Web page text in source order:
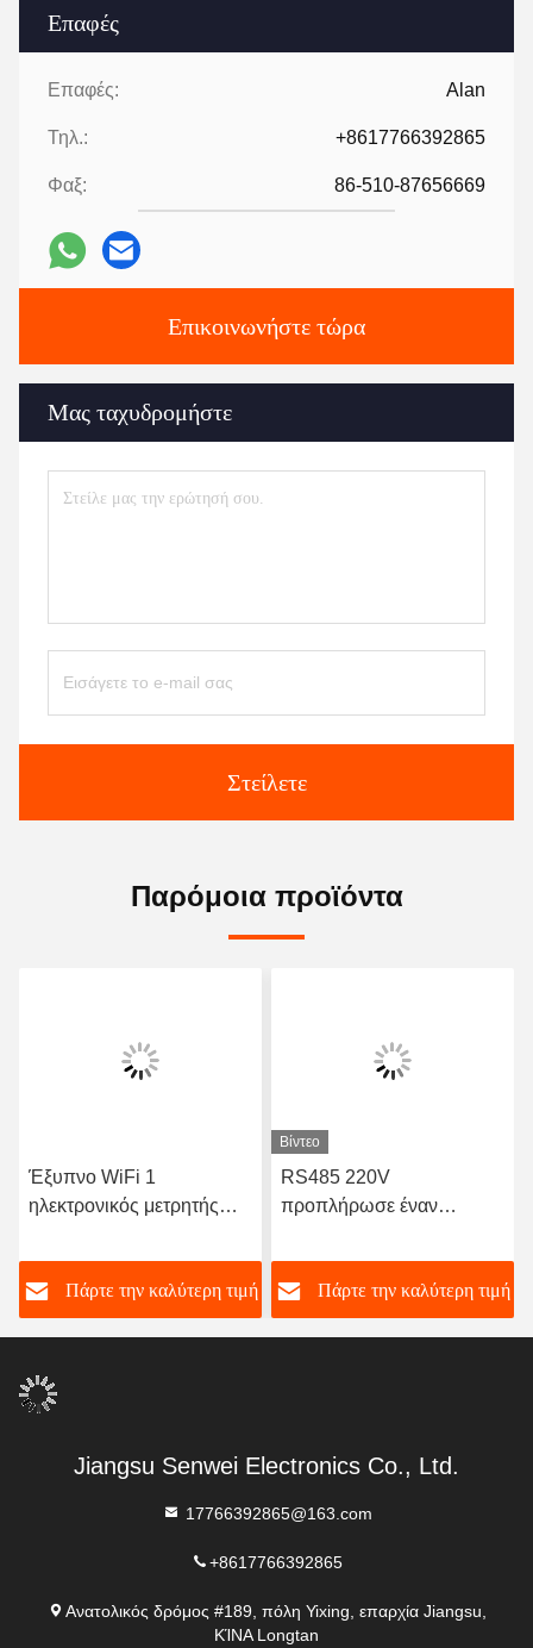
Επαφές
Επαφές: Alan
Τηλ.: +8617766392865
Φαξ: 86-510-87656669
Επικοινωνήστε τώρα
Μας ταχυδρομήστε
Στείλετε
Παρόμοια προϊόντα
Έξυπνο WiFi 1
ηλεκτρονικός μετρητής
ενεργειακών οργάνων
ελέγχου ραγών μετρητών
DIN φάσης
Πάρτε την καλύτερη τιμή
Βίντεο
RS485 220V
προπλήρωσε έναν
δύναμης μετρητών φάσης
Πάρτε την καλύτερη τιμή
Jiangsu Senwei Electronics Co., Ltd.
17766392865@163.com
+8617766392865
Ανατολικός δρόμος #189, πόλη Yixing, επαρχία Jiangsu,
ΚΊΝΑ Longtan